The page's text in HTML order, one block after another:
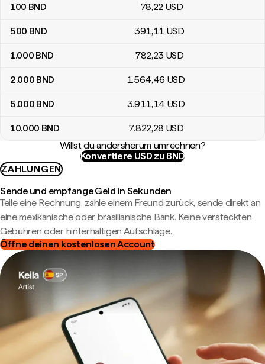
100 BND 78,22 USD
500 BND 391,11 USD
1.000 BND 782,23 USD
2.000 BND 1.564,46 USD
5.000 BND 3.911,14 USD
10.000 BND 7.822,28 USD
Willst du andersherum umrechnen?
Konvertiere USD zu BND
ZAHLUNGEN
Sende und empfange Geld in Sekunden
Teile eine Rechnung, zahle einem Freund zurück, sende direkt an
eine mexikanische oder brasilianische Bank. Keine versteckten
Gebühren oder hinterhältigen Aufschläge.
Öffne deinen kostenlosen Account